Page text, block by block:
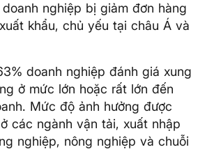
nghiệp bị giảm đơn hàng
xuất khẩu, chủ yếu tại châu Á và
doanh nghiệp đánh giá xung
ở mức lớn hoặc rất lớn đến
Mức độ ảnh hưởng được
các ngành vận tải, xuất nhập
nghiệp, nông nghiệp và chuỗi